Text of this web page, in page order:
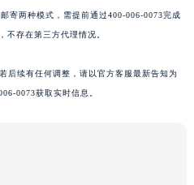
寄两种模式，需提前通过400-006-0073完成
不存在第三方代理情况。
后续有任何调整，请以官方客服最新告知为
0073获取实时信息。